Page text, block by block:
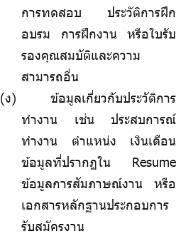
การทดสอบ ประวัติการฝึก
อบรม การฝึกงาน หรือใบรับ
รองคุณสมบัติและความ
สามารถอื่น
(ง) ข้อมูลเกี่ยวกับประวัติการ
ทำงาน เช่น ประสบการณ์
ทำงาน ตำแหน่ง เงินเดือน
ข้อมูลที่ปรากฏใน Resume
ข้อมูลการสัมภาษณ์งาน หรือ
เอกสารหลักฐานประกอบการ
รับสมัครงาน